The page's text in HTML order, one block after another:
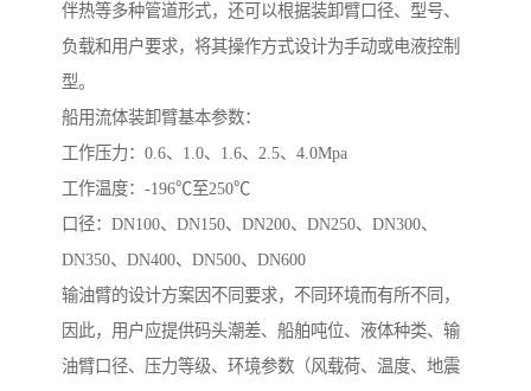
伴热等多种管道形式，还可以根据装卸臂口径、型号、
负载和用户要求，将其操作方式设计为手动或电液控制
型。
船用流体装卸臂基本参数：
工作压力：0.6、1.0、1.6、2.5、4.0Mpa
工作温度：-196℃至250℃
口径：DN100、DN150、DN200、DN250、DN300、
DN350、DN400、DN500、DN600
输油臂的设计方案因不同要求，不同环境而有所不同，
因此，用户应提供码头潮差、船舶吨位、液体种类、输
油臂口径、压力等级、环境参数（风载荷、温度、地震